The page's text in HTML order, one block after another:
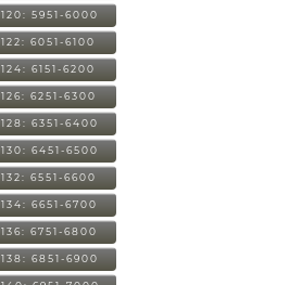
120: 5951-6000
122: 6051-6100
124: 6151-6200
126: 6251-6300
128: 6351-6400
130: 6451-6500
132: 6551-6600
134: 6651-6700
136: 6751-6800
138: 6851-6900